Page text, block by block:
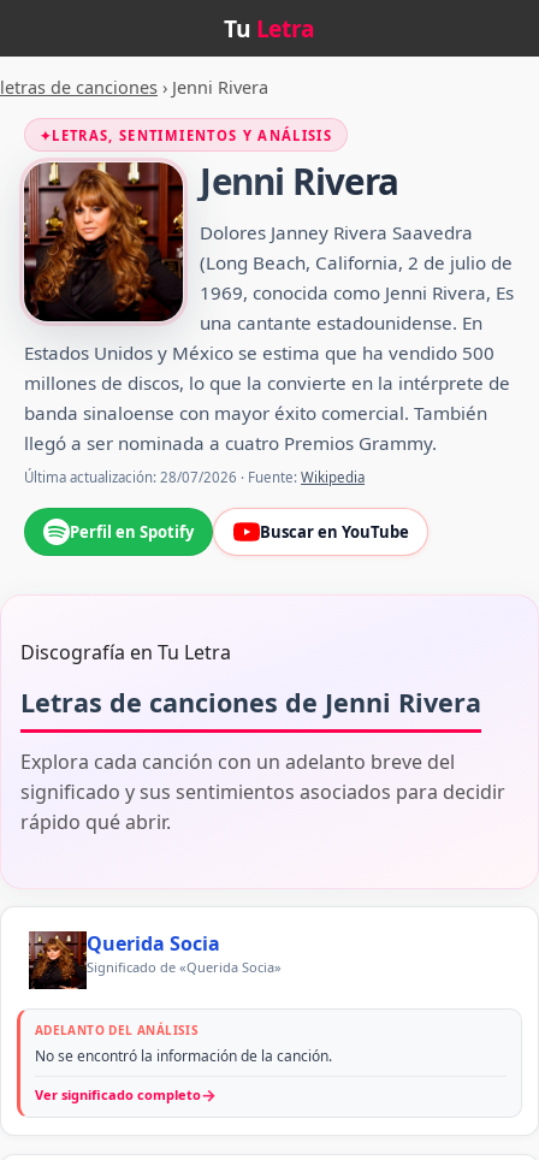
Tu Letra
letras de canciones › Jenni Rivera
✦LETRAS, SENTIMIENTOS Y ANÁLISIS
Jenni Rivera
Dolores Janney Rivera Saavedra
(Long Beach, California, 2 de julio de
1969, conocida como Jenni Rivera, Es
una cantante estadounidense. En
Estados Unidos y México se estima que ha vendido 500
millones de discos, lo que la convierte en la intérprete de
banda sinaloense con mayor éxito comercial. También
llegó a ser nominada a cuatro Premios Grammy.
Última actualización: 28/07/2026 · Fuente: Wikipedia
Perfil en Spotify Buscar en YouTube
Discografía en Tu Letra
Letras de canciones de Jenni Rivera
Explora cada canción con un adelanto breve del
significado y sus sentimientos asociados para decidir
rápido qué abrir.
Querida Socia
Significado de «Querida Socia»
ADELANTO DEL ANÁLISIS
No se encontró la información de la canción.
Ver significado completo→